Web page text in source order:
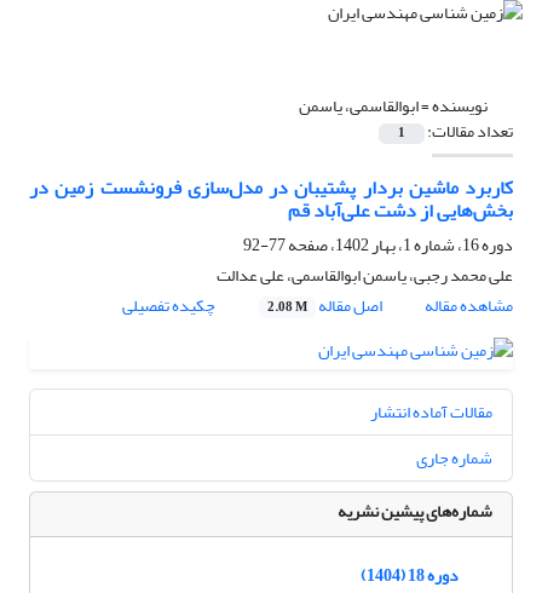
نویسنده =ابوالقاسمی، یاسمن
تعداد مقالات: 1
کاربرد ماشین بردار پشتیبان در مدل‌سازی فرونشست زمین در
بخش‌هایی از دشت علی‌آباد قم
دوره 16، شماره 1، بهار 1402، صفحه
77-92
علی محمد رجبی، یاسمن ابوالقاسمی، علی عدالت
مشاهده مقاله
اصل مقاله 2.08 M چکیده تفصیلی
مقالات آماده انتشار
شماره جاری
شماره‌های پیشین نشریه
دوره 18 (1404)